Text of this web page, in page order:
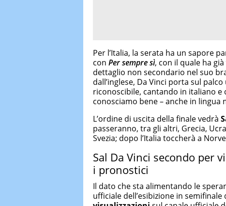
Per l’Italia, la serata ha un sapore
con Per sempre sì, con il quale ha
dettaglio non secondario nel suo
dall’inglese, Da Vinci porta sul
riconoscibile, cantando in italiano e
conosciamo bene – anche in lingua
L’ordine di uscita della finale vedrà
passeranno, tra gli altri, Grecia,
Svezia; dopo l’Italia toccherà a
Sal Da Vinci secondo per
i pronostici
Il dato che sta alimentando le
ufficiale dell’esibizione in